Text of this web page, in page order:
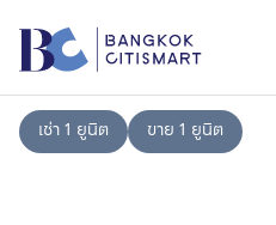
เช่า 1 ยูนิต ขาย 1 ยูนิต